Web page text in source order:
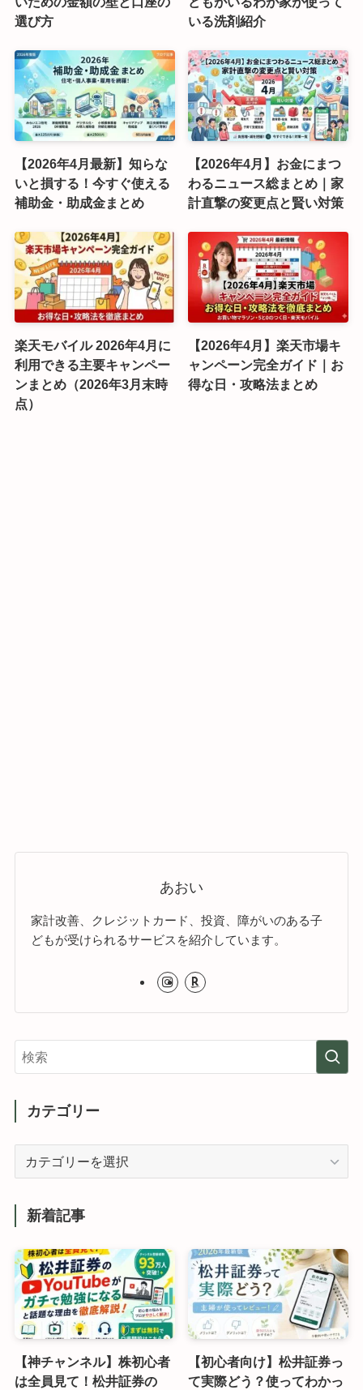
選び方
いる洗剤紹介
【2026年4月最新】知らな
いと損する！今すぐ使える
補助金・助成金まとめ
【2026年4月】お金にまつ
わるニュース総まとめ｜家
計直撃の変更点と賢い対策
楽天モバイル 2026年4月に
利用できる主要キャンペー
ンまとめ（2026年3月末時
点）
【2026年4月】楽天市場キ
ャンペーン完全ガイド｜お
得な日・攻略法まとめ
あおい
家計改善、クレジットカード、投資、障がいのある子
どもが受けられるサービスを紹介しています。
カテゴリー
新着記事
【神チャンネル】株初心者
は全員見て！松井証券の
【初心者向け】松井証券っ
て実際どう？使ってわかっ